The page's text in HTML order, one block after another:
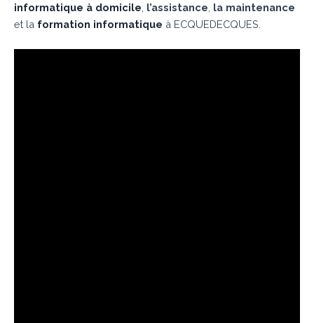
informatique à domicile l’assistance la maintenance
et la formation informatique à ECQUEDECQUES.